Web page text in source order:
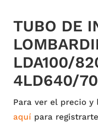
TUBO DE
LDA100/
4LD640/
Para ver el precio y
aquípara registrarte